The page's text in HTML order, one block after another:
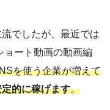
でしたが、最近では
ョート動画の動画編
を使う企業が増えて
的に稼げます。